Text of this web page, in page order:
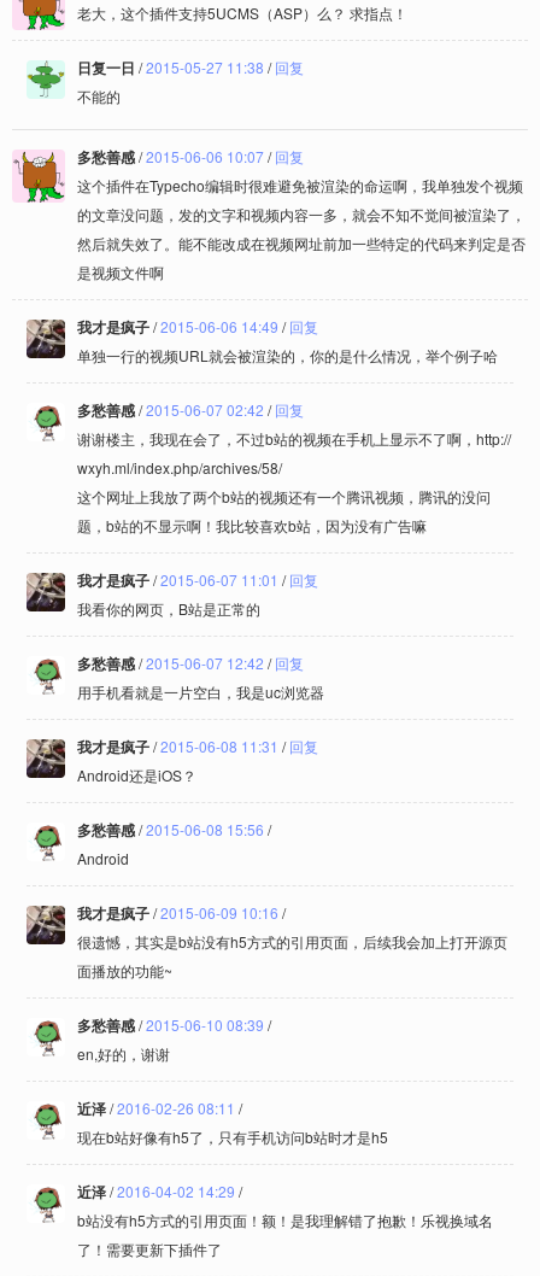
老大，这个插件支持5UCMS（ASP）么？ 求指点！
日复一日 /2015-05-27 11:38 /回复
不能的
多愁善感/2015-06-06 10:07/回复
这个插件在Typecho编辑时很难避免被渲染的命运啊，我单独发个视频
的文章没问题，发的文字和视频内容一多，就会不知不觉间被渲染了，
然后就失效了。能不能改成在视频网址前加一些特定的代码来判定是否
是视频文件啊
我才是疯子/2015-06-06 14:49 /回复
单独一行的视频URL就会被渲染的，你的是什么情况，举个例子哈
多愁善感/2015-06-07 02:42 /回复
谢谢楼主，我现在会了，不过b站的视频在手机上显示不了啊，http://
wxyh.ml/index.php/archives/58/
这个网址上我放了两个b站的视频还有一个腾讯视频，腾讯的没问
题，b站的不显示啊！我比较喜欢b站，因为没有广告嘛
我才是疯子/2015-06-07 11:01 /回复
我看你的网页，B站是正常的
多愁善感/2015-06-07 12:42 /回复
用手机看就是一片空白，我是uc浏览器
我才是疯子/2015-06-08 11:31 /回复
Android还是iOS？
多愁善感/2015-06-08 15:56 /
Android
我才是疯子/2015-06-09 10:16 /
很遗憾，其实是b站没有h5方式的引用页面，后续我会加上打开源页
面播放的功能~
多愁善感/2015-06-10 08:39 /
en,好的，谢谢
近泽/2016-02-26 08:11 /
现在b站好像有h5了，只有手机访问b站时才是h5
近泽/2016-04-02 14:29 /
b站没有h5方式的引用页面！额！是我理解错了抱歉！乐视换域名
了！需要更新下插件了